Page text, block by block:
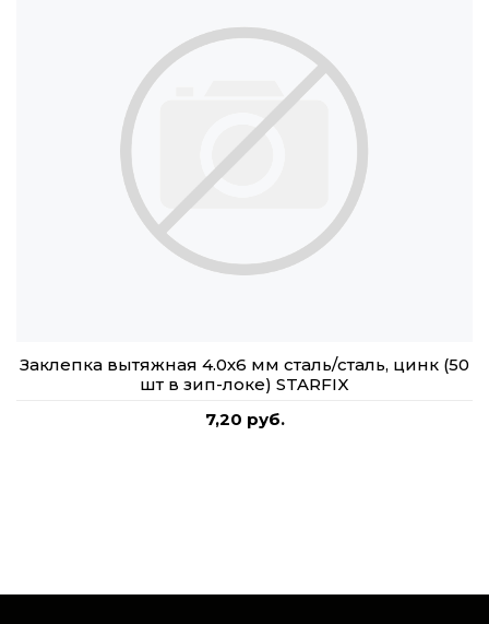
Заклепка вытяжная 4.0х6 мм сталь/сталь, цинк (50
шт в зип-локе) STARFIX
7,20 руб.